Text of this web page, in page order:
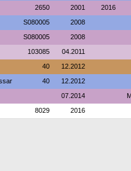
2650 2001 2016
S080005 2008
S080005 2008
103085 04.2011
40 12.2012
40 12.2012
07.2014
8029 2016